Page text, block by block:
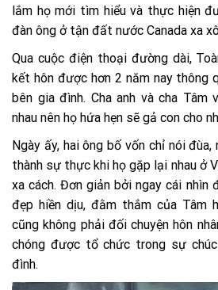
lắm họ mới tìm hiểu và thực hiện
đàn ông ở tận đất nước Canada xa
Qua cuộc điện thoại đường dài,
kết hôn được hơn 2 năm nay thông
bên gia đình. Cha anh và cha Tâm
nhau nên họ hứa hẹn sẽ gả con cho
Ngày ấy, hai ông bố vốn chỉ nói
thành sự thực khi họ gặp lại nhau ở
xa cách. Đơn giản bởi ngay cái nhìn
đẹp hiền dịu, đằm thắm của Tâm
cũng không phải đối chuyện hôn
chóng được tổ chức trong sự
đình.